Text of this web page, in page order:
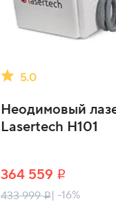
5.0
Неодимовый
Lasertech H101
364 559 i
433 999i| -16%